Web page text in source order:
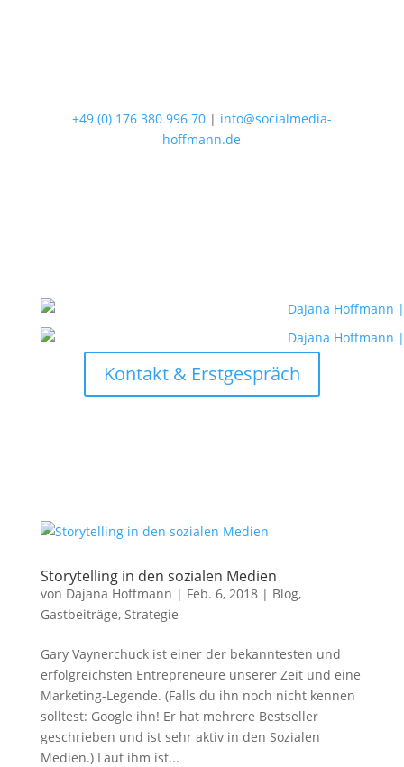
+49 (0) 176 380 996 70| info@socialmedia-
hoffmann.de
Kontakt & Erstgespräch
Storytelling in den sozialen Medien
von Dajana Hoffmann | Feb. 6, 2018| Blog,
Gastbeiträge, Strategie
Gary Vaynerchuck ist einer der bekanntesten und
erfolgreichsten Entrepreneure unserer Zeit und eine
Marketing-Legende. (Falls du ihn noch nicht kennen
solltest: Google ihn! Er hat mehrere Bestseller
geschrieben und ist sehr aktiv in den Sozialen
Medien.) Laut ihm ist...